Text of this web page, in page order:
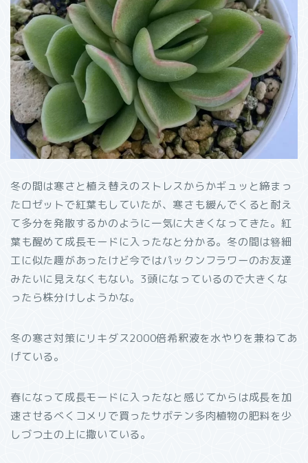
冬の間は寒さと植え替えのストレスからかギュッと締まっ
たロゼットで紅葉もしていたが、寒さも緩んでくると耐え
て多分を発散するかのように一気に大きくなってきた。紅
葉も醒めて成長モードに入ったなと分かる。冬の間は簪細
工に似た趣があったけど今ではパックンフラワーのお友達
みたいに見えなくもない。3頭になっているので大きくな
ったら株分けしようかな。
冬の寒さ対策にリキダス2000倍希釈液を水やりを兼ねてあ
げている。
春になって成長モードに入ったなと感じてからは成長を加
速させるべくコメリで買ったサボテン多肉植物の肥料を少
しづつ土の上に撒いている。